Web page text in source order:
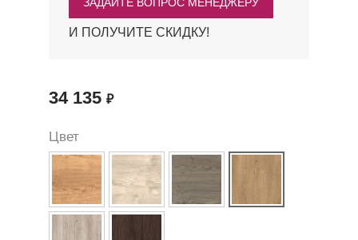
И ПОЛУЧИТЕ СКИДКУ!
34 135 ₽
Цвет